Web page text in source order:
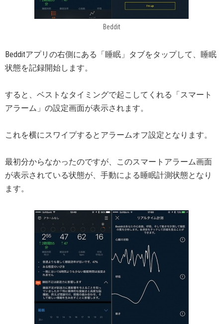
Beddit
Bedditアプリの右側にある「睡眠」タブをタップして、睡眠
状態を記録開始します。
すると、ベストなタイミングで起こしてくれる「スマート
アラーム」の設定画面が表示されます。
これを横にスワイプするとアラームオフ設定となります。
最初分からなかったのですが、このスマートアラーム画面
が表示されている状態が、手動による睡眠計測状態となり
ます。